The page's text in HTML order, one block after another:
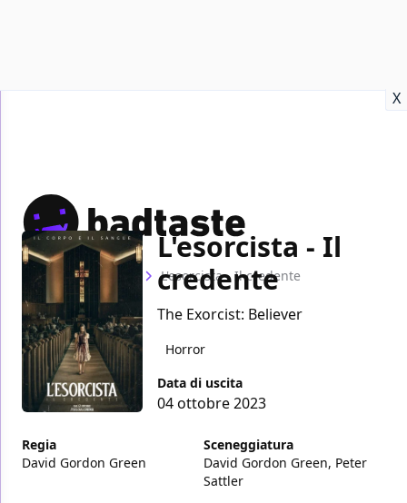
X
Home L'esorcista - Il credente
L'esorcista - Il
credente
The Exorcist: Believer
Horror
Data di uscita
04 ottobre 2023
Regia
David Gordon Green
Sceneggiatura
David Gordon Green, Peter
Sattler